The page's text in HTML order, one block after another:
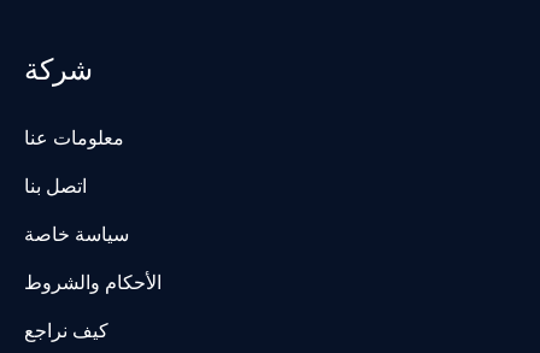
شركة
معلومات عنا
اتصل بنا
سياسة خاصة
الأحكام والشروط
كيف نراجع